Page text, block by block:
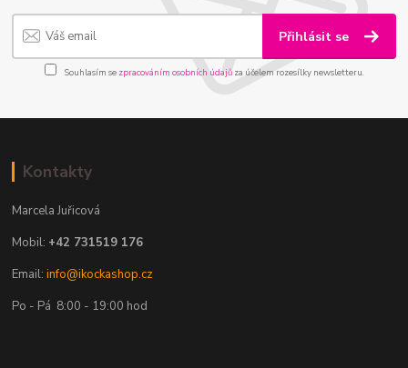
Přihlásit se
Souhlasím se zpracováním osobních údajůza účelem rozesílky newsletteru.
Kontakty
Marcela Juřicová
Mobil: +42 731519 176
Email:info@ikockashop.cz
Po - Pá 8:00 - 19:00 hod